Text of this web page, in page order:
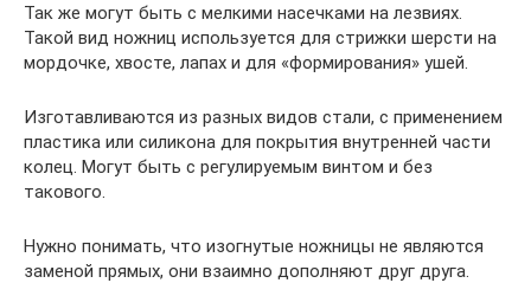
Так же могут быть с мелкими насечками на лезвиях.
Такой вид ножниц используется для стрижки шерсти на
мордочке, хвосте, лапах и для «формирования» ушей.
Изготавливаются из разных видов стали, с применением
пластика или силикона для покрытия внутренней части
колец. Могут быть с регулируемым винтом и без
такового.
Нужно понимать, что изогнутые ножницы не являются
заменой прямых, они взаимно дополняют друг друга.